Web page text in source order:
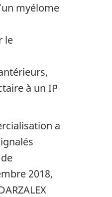
myélome
le
à un IP
a
2018,